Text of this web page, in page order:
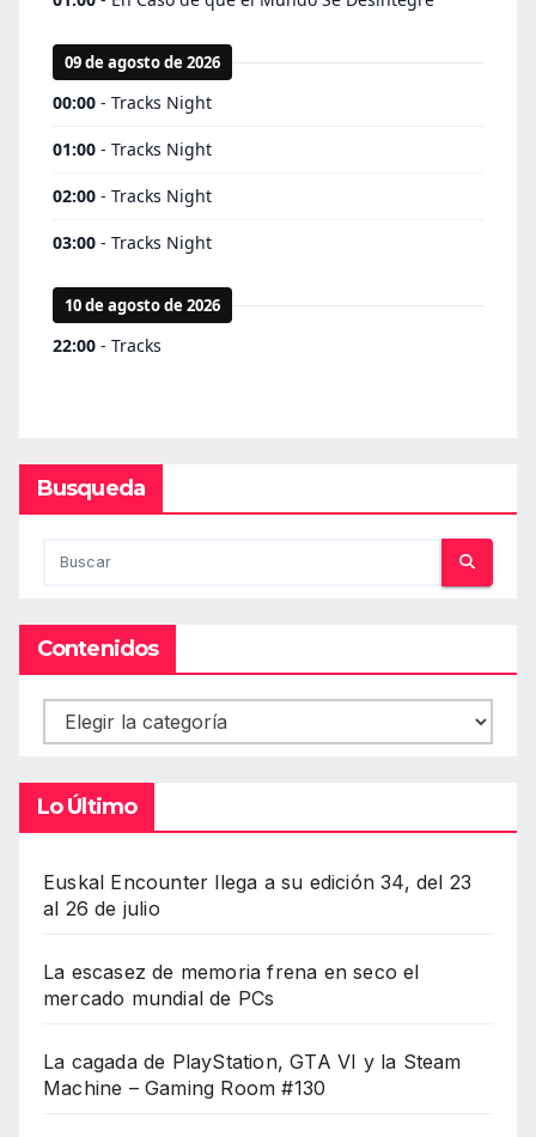
Busqueda
Contenidos
Contenidos
Lo Último
Euskal Encounter llega a su edición 34, del 23
al 26 de julio
La escasez de memoria frena en seco el
mercado mundial de PCs
La cagada de PlayStation, GTA VI y la Steam
Machine – Gaming Room #130